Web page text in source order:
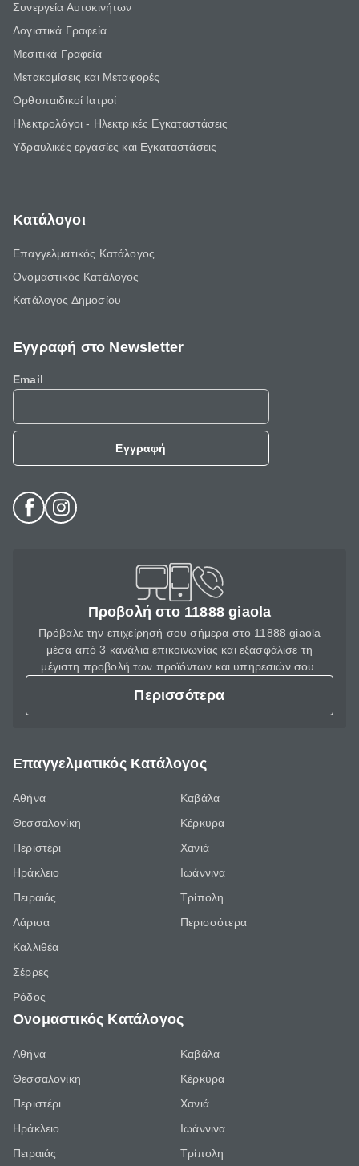
Συνεργεία Αυτοκινήτων
Λογιστικά Γραφεία
Μεσιτικά Γραφεία
Μετακομίσεις και Μεταφορές
Ορθοπαιδικοί Ιατροί
Ηλεκτρολόγοι - Ηλεκτρικές Εγκαταστάσεις
Υδραυλικές εργασίες και Εγκαταστάσεις
Κατάλογοι
Επαγγελματικός Κατάλογος
Ονομαστικός Κατάλογος
Κατάλογος Δημοσίου
Εγγραφή στο Newsletter
Email
Εγγραφή
Προβολή στο 11888 giaola
Πρόβαλε την επιχείρησή σου σήμερα στο 11888 giaola
μέσα από 3 κανάλια επικοινωνίας και εξασφάλισε τη
μέγιστη προβολή των προϊόντων και υπηρεσιών σου.
Περισσότερα
Επαγγελματικός Κατάλογος
Αθήνα
Θεσσαλονίκη
Περιστέρι
Ηράκλειο
Πειραιάς
Λάρισα
Καλλιθέα
Σέρρες
Ρόδος
Καβάλα
Κέρκυρα
Χανιά
Ιωάννινα
Τρίπολη
Περισσότερα
Ονομαστικός Κατάλογος
Αθήνα
Θεσσαλονίκη
Περιστέρι
Ηράκλειο
Πειραιάς
Καβάλα
Κέρκυρα
Χανιά
Ιωάννινα
Τρίπολη